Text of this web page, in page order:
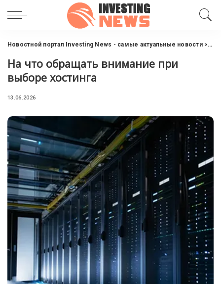
Новостной портал Investing News - самые актуальные новости>
На что обращать внимание при
выборе хостинга
13.06.2026